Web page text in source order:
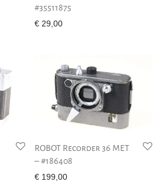
#35511875
€ 29,00
ROBOT Recorder 36 MET
– #186408
€ 199,00